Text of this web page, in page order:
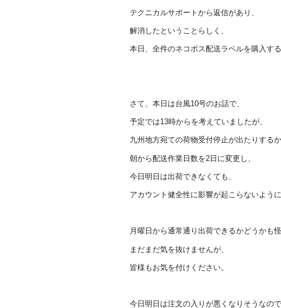
テクニカルサポートから返信があり、
解消したということらしく、
本日、全件のネコポス配送ラベルを購入す
さて、本日は台風10号のお話で、
予定では13時からを考えていましたが、
九州地方宛ての荷物受付停止が出たりするか
朝から配送作業日数を2日に変更し、
今日明日は出荷できなくても、
アカウント健全性に影響が起こらないように
月曜日から通常通り出荷できるかどうかも怪
まだまだ気を抜けませんが、
皆様もお気を付けください。
今日明日は注文の入りが悪くなりそうなので